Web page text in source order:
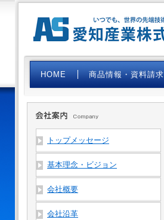
HOME 商品情報・資料請求
トップメッセージ
基本理念・ビジョン
会社概要
会社沿革